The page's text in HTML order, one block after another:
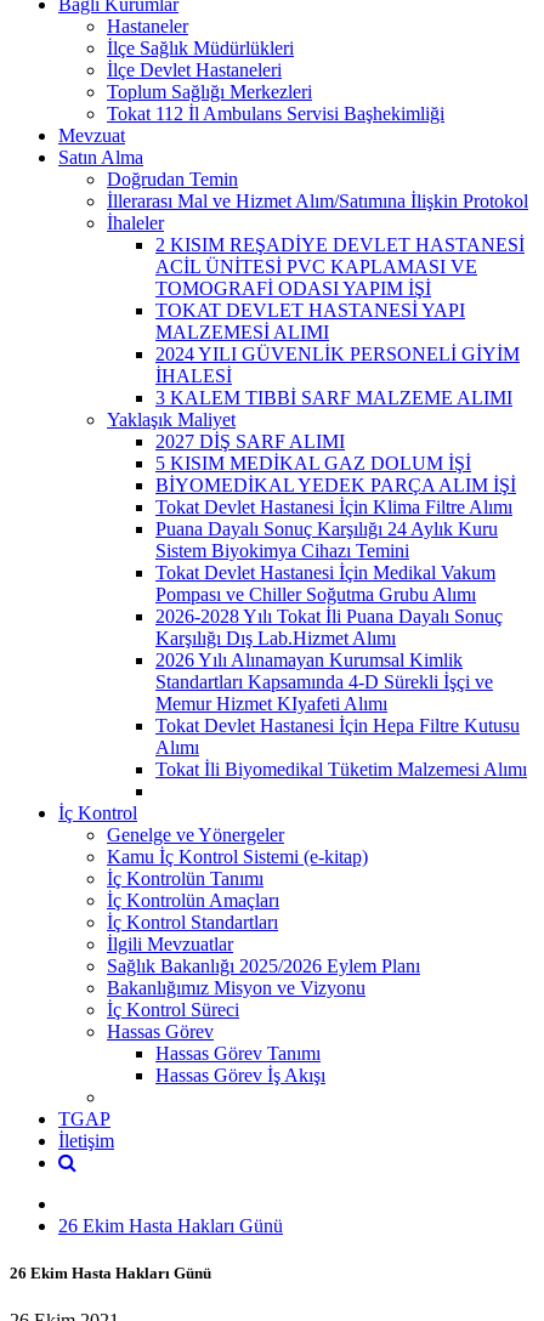
Hastaneler
İlçe Sağlık Müdürlükleri
İlçe Devlet Hastaneleri
Toplum Sağlığı Merkezleri
Tokat 112 İl Ambulans Servisi Başhekimliği
Mevzuat
Satın Alma
Doğrudan Temin
İllerarası Mal ve Hizmet Alım/Satımına İlişkin Protokol
İhaleler
2 KISIM REŞADİYE DEVLET HASTANESİ
ACİL ÜNİTESİ PVC KAPLAMASI VE
TOMOGRAFİ ODASI YAPIM İŞİ
TOKAT DEVLET HASTANESİ YAPI
MALZEMESİ ALIMI
2024 YILI GÜVENLİK PERSONELİ GİYİM
İHALESİ
3 KALEM TIBBİ SARF MALZEME ALIMI
Yaklaşık Maliyet
2027 DİŞ SARF ALIMI
5 KISIM MEDİKAL GAZ DOLUM İŞİ
BİYOMEDİKAL YEDEK PARÇA ALIM İŞİ
Tokat Devlet Hastanesi İçin Klima Filtre Alımı
Puana Dayalı Sonuç Karşılığı 24 Aylık Kuru
Sistem Biyokimya Cihazı Temini
Tokat Devlet Hastanesi İçin Medikal Vakum
Pompası ve Chiller Soğutma Grubu Alımı
2026-2028 Yılı Tokat İli Puana Dayalı Sonuç
Karşılığı Dış Lab.Hizmet Alımı
2026 Yılı Alınamayan Kurumsal Kimlik
Standartları Kapsamında 4-D Sürekli İşçi ve
Memur Hizmet KIyafeti Alımı
Tokat Devlet Hastanesi İçin Hepa Filtre Kutusu
Alımı
Tokat İli Biyomedikal Tüketim Malzemesi Alımı
İç Kontrol
Genelge ve Yönergeler
Kamu İç Kontrol Sistemi (e-kitap)
İç Kontrolün Tanımı
İç Kontrolün Amaçları
İç Kontrol Standartları
İlgili Mevzuatlar
Sağlık Bakanlığı 2025/2026 Eylem Planı
Bakanlığımız Misyon ve Vizyonu
İç Kontrol Süreci
Hassas Görev
Hassas Görev Tanımı
Hassas Görev İş Akışı
TGAP
İletişim
26 Ekim Hasta Hakları Günü
26 Ekim Hasta Hakları Günü